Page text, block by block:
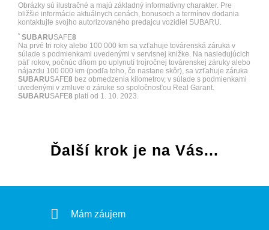
Obrázky sú ilustračné a majú základný informatívny charakter. Pre
bližšie informácie aktuálnych cenách, bonusoch a termínov dodania
kontaktujte svojho autorizovaného predajcu vozidiel SUBARU.
* SUBARUSAFE8
Na prvé tri roky alebo 100 000 km sa vzťahuje továrenská záruka v
súlade s podmienkami uvedenými v servisnej knižke. Na nasledujúcich
päť rokov, počnúc dňom po uplynutí trojročnej továrenskej záruky alebo
nájazdu 100 000 km (podľa toho, čo nastane skôr), sa vzťahuje záruka
SUBARUSAFE8 bez obmedzenia kilometrov, v súlade s podmienkami
uvedenými v zmluve o záruke so spoločnosťou Real Garant.
SUBARUSAFE8 platí od 1. 10. 2023.
Ďalší krok je na Vás...
Mám záujem